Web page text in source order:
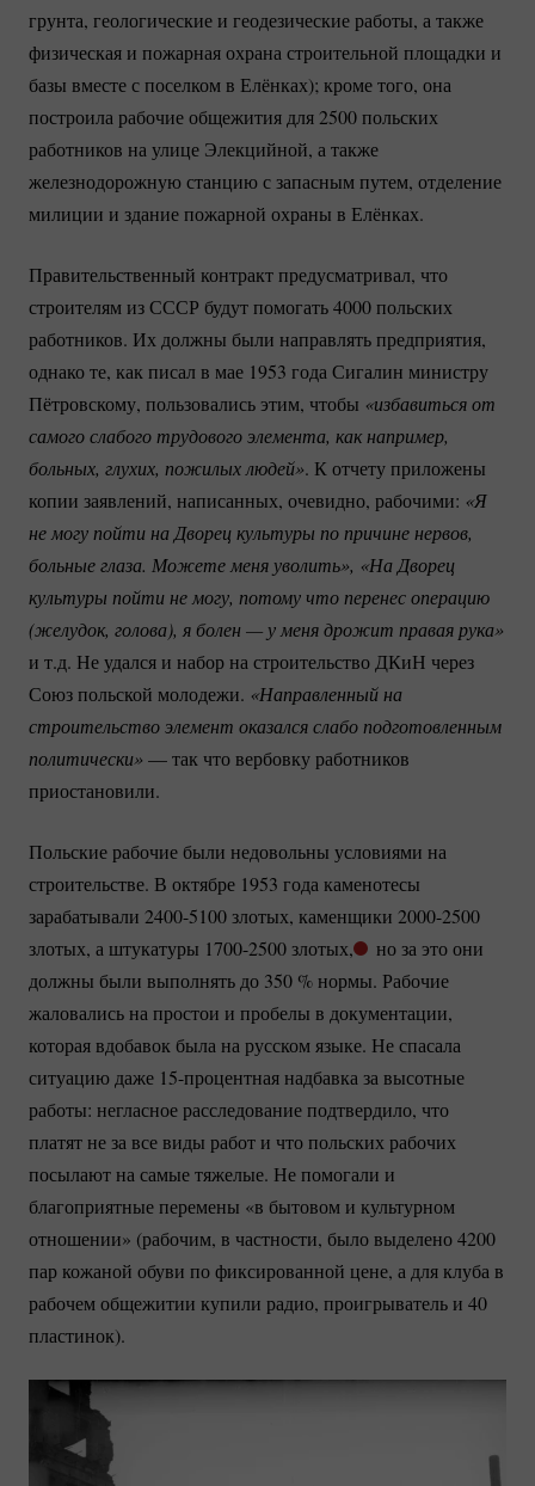
грунта, геологические и геодезические работы, а также
физическая и пожарная охрана строительной площадки и
базы вместе с поселком в Елёнках); кроме того, она
построила рабочие общежития для 2500 польских
работников на улице Элекцийной, а также
железнодорожную станцию с запасным путем, отделение
милиции и здание пожарной охраны в Елёнках.
Правительственный контракт предусматривал, что
строителям из СССР будут помогать 4000 польских
работников. Их должны были направлять предприятия,
однако те, как писал в мае 1953 года Сигалин министру
Пётровскому, пользовались этим, чтобы «избавиться от
самого слабого трудового элемента, как например,
больных, глухих, пожилых людей». К отчету приложены
копии заявлений, написанных, очевидно, рабочими: «Я
не могу пойти на Дворец культуры по причине нервов,
больные глаза. Можете меня уволить», «На Дворец
культуры пойти не могу, потому что перенес операцию
и т.д. Не удался и набор на строительство ДКиН через
Союз польской молодежи. «Направленный на
строительство элемент оказался слабо подготовленным
политически» — так что вербовку работников
приостановили.
Польские рабочие были недовольны условиями на
строительстве. В октябре 1953 года каменотесы
зарабатывали 2400-5100 злотых, каменщики 2000-2500
злотых, а штукатуры 1700-2500 злотых,
но за это они
должны были выполнять до 350 %нормы. Рабочие
жаловались на простои и пробелы в документации,
которая вдобавок была на русском языке. Не спасала
ситуацию даже 15-процентнаянадбавка за высотные
работы: негласное расследование подтвердило, что
платят не за все виды работ и что польских рабочих
посылают на самые тяжелые. Не помогали и
благоприятные перемены «в бытовом и культурном
отношении» (рабочим, в частности, было выделено 4200
пар кожаной обуви по фиксированной цене, а для клуба в
рабочем общежитии купили радио, проигрыватель и 40
пластинок).